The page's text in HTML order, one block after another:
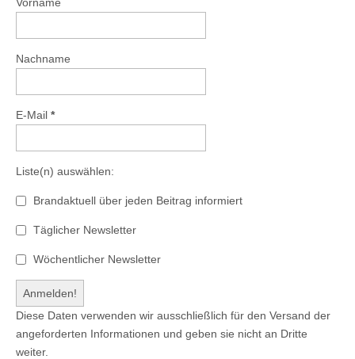
Nachname
E-Mail *
Liste(n) auswählen:
Brandaktuell über jeden Beitrag informiert
Täglicher Newsletter
Wöchentlicher Newsletter
Diese Daten verwenden wir ausschließlich für den Versand der
angeforderten Informationen und geben sie nicht an Dritte
weiter.